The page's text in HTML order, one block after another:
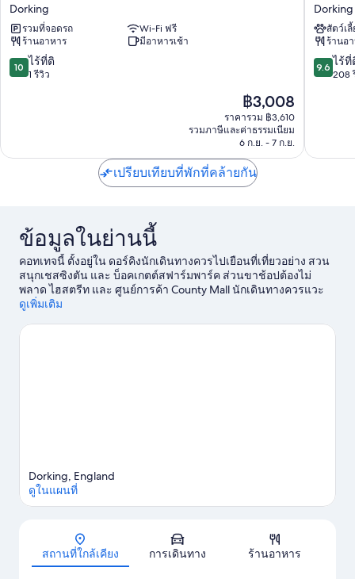
ช์
โบ
วล์
อินน์
Dorking
Dorking
รวมที่จอดรถ
Wi-Fi ฟรี
ร้านอาหาร
มีอาหารเช้า
10.0
จาก
รีวิว
10 ไร้ที่ติ
1 รีวิว
ราคา
ปัจจุบัน
คือ
฿3,008
฿3,008
ราคารวม ฿3,610
รวมภาษีและค่าธรรมเนียม
6 ก.ย. - 7 ก.ย.
ฮ
อร์ส
-
อะ
ฮาร์ทวูด
Dorking
สัตว์เ
ร้านอ
9.6
จาก
รีวิว
9.6 ไร้ที่
208
เปรียบเทียบที่พักที่คล้ายกัน
ข้อมูลในย่านนี้
คอทเทจนี้ ตั้งอยู่ใน ดอร์คิงนักเดินทางควรไปเยือนที่เที่ยวอย่าง สวน
สนุกเชสซิงตัน และ บ็อคเกตต์สฟาร์มพาร์ค ส่วนขาช้อปต้องไม่
พลาด ไฮสตรีท และ ศูนย์การค้า County Mall นักเดินทางควรแวะ
ไปชม G ไลฟ์ และ ฮ็อบเบิลดาวน์ นี่คือโอกาสให้คุณสนุกเร้าใจไปกับ
ดูเพิ่มเติม
แผนที่
Dorking, England
ดูในแผนที่
สถานที่ใกล้เคียง การเดินทาง ร้านอาหาร